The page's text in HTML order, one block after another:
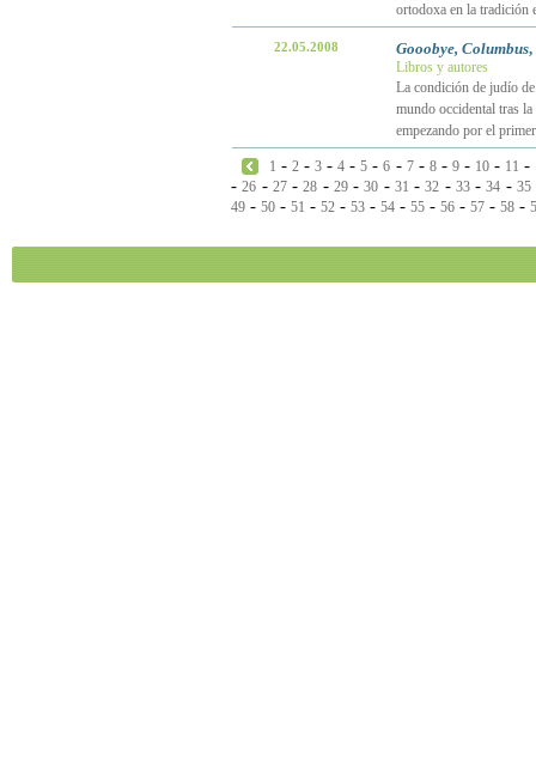
ortodoxa en la tradición
22.05.2008 Gooobye, Columbus,
Libros y autores
La condición de judío
mundo occidental tras
empezando por el
1 -2 -3 -4 -5 -6 - 7- 8- 9- 10- 11 -
-26 - 27-28 - 29-30 - 31 -32 - 33-34 - 35
49 - 50 - 51 - 52 - 53 - 54 - 55 - 56 - 57 - 58 -